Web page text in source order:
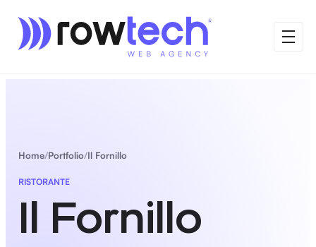
Home Portfolio Il Fornillo
RISTORANTE
Il Fornillo